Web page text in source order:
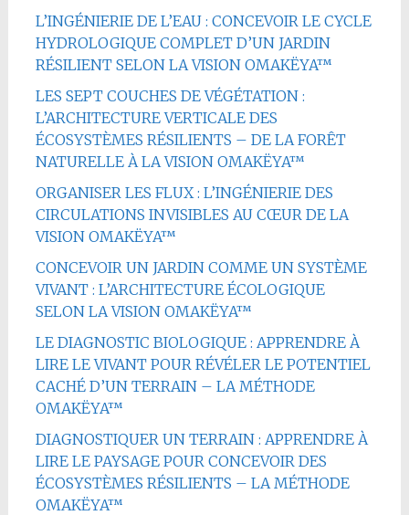
L’INGÉNIERIE DE L’EAU : CONCEVOIR LE CYCLE
HYDROLOGIQUE COMPLET D’UN JARDIN
RÉSILIENT SELON LA VISION OMAKËYA™
LES SEPT COUCHES DE VÉGÉTATION :
L’ARCHITECTURE VERTICALE DES
ÉCOSYSTÈMES RÉSILIENTS – DE LA FORÊT
NATURELLE À LA VISION OMAKËYA™
ORGANISER LES FLUX : L’INGÉNIERIE DES
CIRCULATIONS INVISIBLES AU CŒUR DE LA
VISION OMAKËYA™
CONCEVOIR UN JARDIN COMME UN SYSTÈME
VIVANT : L’ARCHITECTURE ÉCOLOGIQUE
SELON LA VISION OMAKËYA™
LE DIAGNOSTIC BIOLOGIQUE : APPRENDRE À
LIRE LE VIVANT POUR RÉVÉLER LE POTENTIEL
CACHÉ D’UN TERRAIN – LA MÉTHODE
OMAKËYA™
DIAGNOSTIQUER UN TERRAIN : APPRENDRE À
LIRE LE PAYSAGE POUR CONCEVOIR DES
ÉCOSYSTÈMES RÉSILIENTS – LA MÉTHODE
OMAKËYA™